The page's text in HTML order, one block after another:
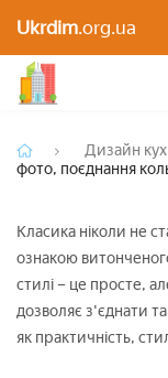
Ukrdim.org.ua
поєднання
Дизайн
фото, поєднання
Класика ніколи не
ознакою
стилі – це просте,
дозволяє з'єднати
як практичність,